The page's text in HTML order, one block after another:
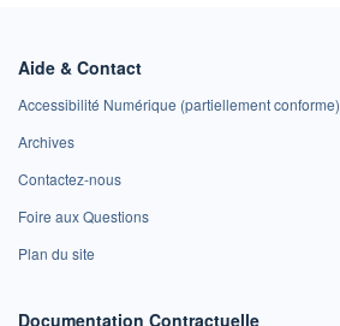
Aide & Contact
Accessibilité Numérique (partiellement conforme)
Archives
Contactez-nous
Foire aux Questions
Plan du site
Documentation Contractuelle